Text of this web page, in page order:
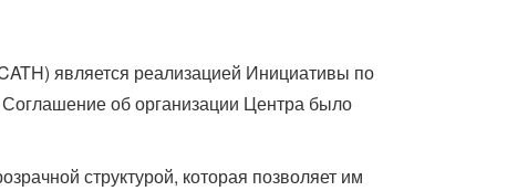
является реализацией Инициативы по
об организации Центра было
структурой, которая позволяет им